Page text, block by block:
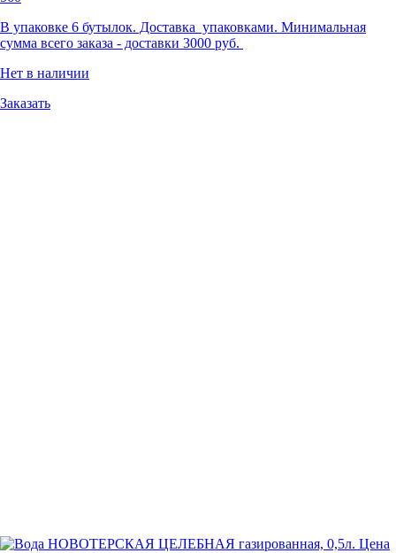
В упаковке 6 бутылок. Доставка упаковками. Минимальная
сумма всего заказа - доставки 3000 руб.
Нет в наличии
Заказать